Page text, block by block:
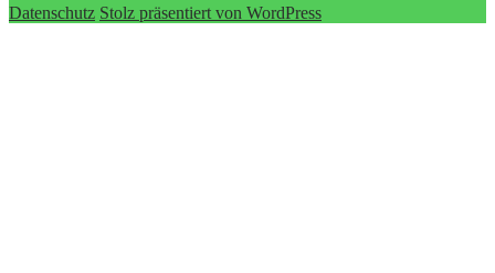
Datenschutz Stolz präsentiert von WordPress